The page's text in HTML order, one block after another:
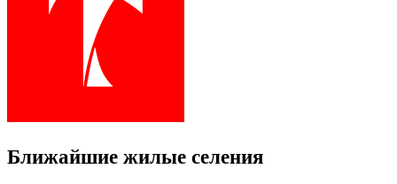
Ближайшие жилые селения